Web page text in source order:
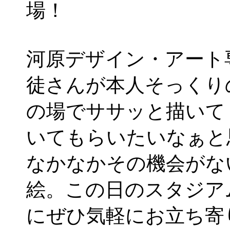
場！
河原デザイン・アー
徒さんが本人そっく
の場でササッと描い
いてもらいたいなぁ
なかなかその機会が
絵。この日のスタジ
にぜひ気軽にお立ち